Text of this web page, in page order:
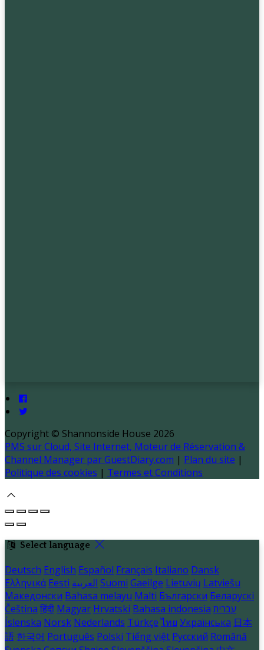
Copyright © Shannonside House 2026
PMS sur Cloud, Site Internet, Moteur de Réservation &
Channel Manager par GuestDiary.com | Plan du site |
Politique des cookies | Termes et Conditions
Select language
Deutsch English Español Français Italiano Dansk
Ελληνικά Eesti العربية Suomi Gaeilge Lietuvių Latviešu
Македонски Bahasa melayu Malti Български Беларускі
Čeština हिंदी Magyar Hrvatski Bahasa indonesia עברית
Íslenska Norsk Nederlands Türkçe ไทย Українська 日本
語 한국어 Português Polski Tiếng việt Русский Română